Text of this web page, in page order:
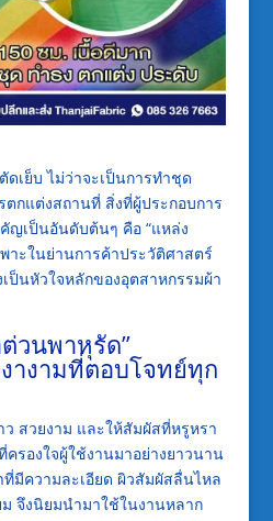
ดเย็บ ไม่ว่าจะเป็นการทำชุด
กแต่งสถานที่ สิ่งที่ผู้ประกอบการ
ญเป็นอันดับต้นๆ คือ “แหล่ง
าะในย่านการค้าประวัติศาสตร์
ป็นหัวใจหลักของอุตสาหกรรมผ้า
วนพาหุรัด”
างามที่ตอบโจทย์ทุก
สวยงาม และให้สัมผัสที่หรูหรา
รองใจผู้ใช้งานมาอย่างยาวนาน
มีความละเอียด ผิวสัมผัสลื่นไหล
จึงนิยมนำมาใช้ในงานหลาก